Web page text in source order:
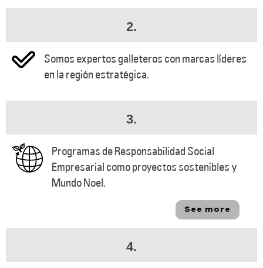
2.
Somos expertos galleteros con marcas líderes
en la región estratégica.
3.
Programas de Responsabilidad Social
Empresarial como proyectos sostenibles y
Mundo Noel.
See more
4.